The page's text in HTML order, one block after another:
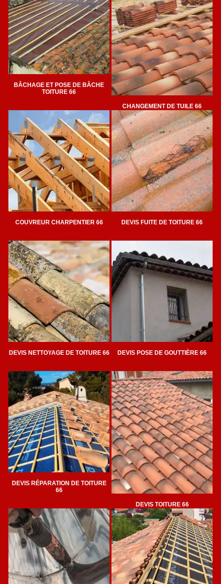
BÂCHAGE ET POSE DE BÂCHE
TOITURE 66
CHANGEMENT DE TUILE 66
COUVREUR CHARPENTIER 66 DEVIS FUITE DE TOITURE 66
DEVIS NETTOYAGE DE TOITURE 66 DEVIS POSE DE GOUTTIÈRE 66
DEVIS RÉPARATION DE TOITURE
66
DEVIS TOITURE 66